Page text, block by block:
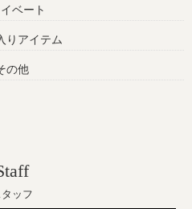
ベート
りアイテム
の他
タッフ